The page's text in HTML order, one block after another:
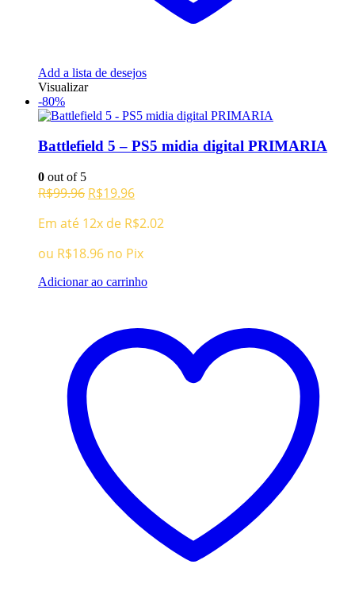
Add a lista de desejos
Visualizar
-80%
Battlefield 5 – PS5 midia digital PRIMARIA
0 out of 5
R$99.96 O
original
era:
R$99.96.
R$19.96O
atual
é:
R$19.96.
Em até 12x de R$2.02
ou R$18.96 no Pix
Adicionar ao carrinho